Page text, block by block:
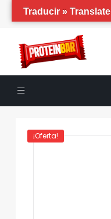
¡Oferta!
Traducir » Translate